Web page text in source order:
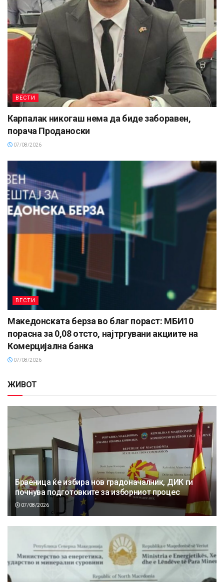
ВЕСТИ
Карпалак никогаш нема да биде заборавен,
порача Проданоски
07/08/2026
ВЕСТИ
Македонската берза во благ пораст: МБИ10
порасна за 0,08 отсто, најтргувани акциите на
Комерцијална банка
07/08/2026
ЖИВОТ
Брвеница ќе избира нов градоначалник, ДИК ги
почнува подготовките за изборниот процес
07/08/2026